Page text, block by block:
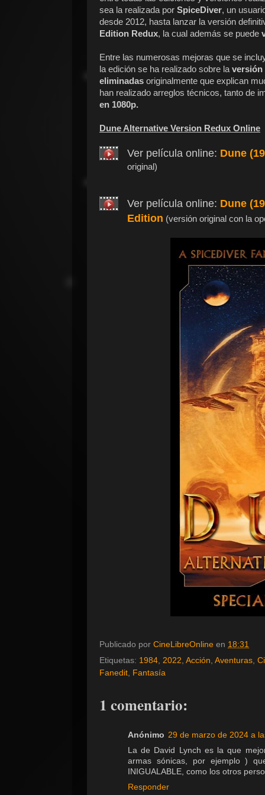
sea la realizada por SpiceDiver, un
desde 2012, hasta lanzar la versión
Edition Redux, la cual además se puede
Entre las numerosas mejoras que se
la edición se ha realizado sobre la versión
eliminadas originalmente que explican
han realizado arreglos técnicos, tanto de
en 1080p.
Dune Alternative Version Redux Online
Ver película online: Dune
original)
Ver película online: Dune
Edition (versión original con la
Publicado por CineLibreOnline en 18:31
Etiquetas: 1984, 2022, Acción, Aventuras,
Fanedit, Fantasía
1 comentario:
Anónimo 29 de marzo de 2024 a
La de David Lynch es la que
armas sónicas, por ejemplo )
INIGUALABLE, como los otros
Responder